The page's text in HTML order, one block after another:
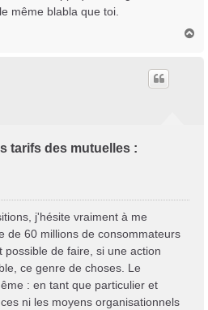
même blabla que toi.
tarifs des mutuelles :
j'hésite vraiment à me
de 60 millions de consommateurs
de faire, si une action
ce genre de choses. Le
: en tant que particulier et
ni les moyens organisationnels